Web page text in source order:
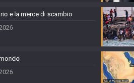
e la merce di scambio